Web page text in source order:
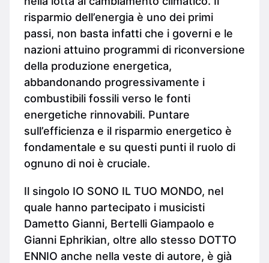
risparmio dell’energia è uno dei primi
passi, non basta infatti che i governi e le
nazioni attuino programmi di riconversione
della produzione energetica,
abbandonando progressivamente i
combustibili fossili verso le fonti
energetiche rinnovabili. Puntare
sull’efficienza e il risparmio energetico è
fondamentale e su questi punti il ruolo di
ognuno di noi è cruciale.
Il singolo IO SONO IL TUO MONDO, nel
quale hanno partecipato i musicisti
Dametto Gianni, Bertelli Giampaolo e
Gianni Ephrikian, oltre allo stesso DOTTO
ENNIO anche nella veste di autore, è già